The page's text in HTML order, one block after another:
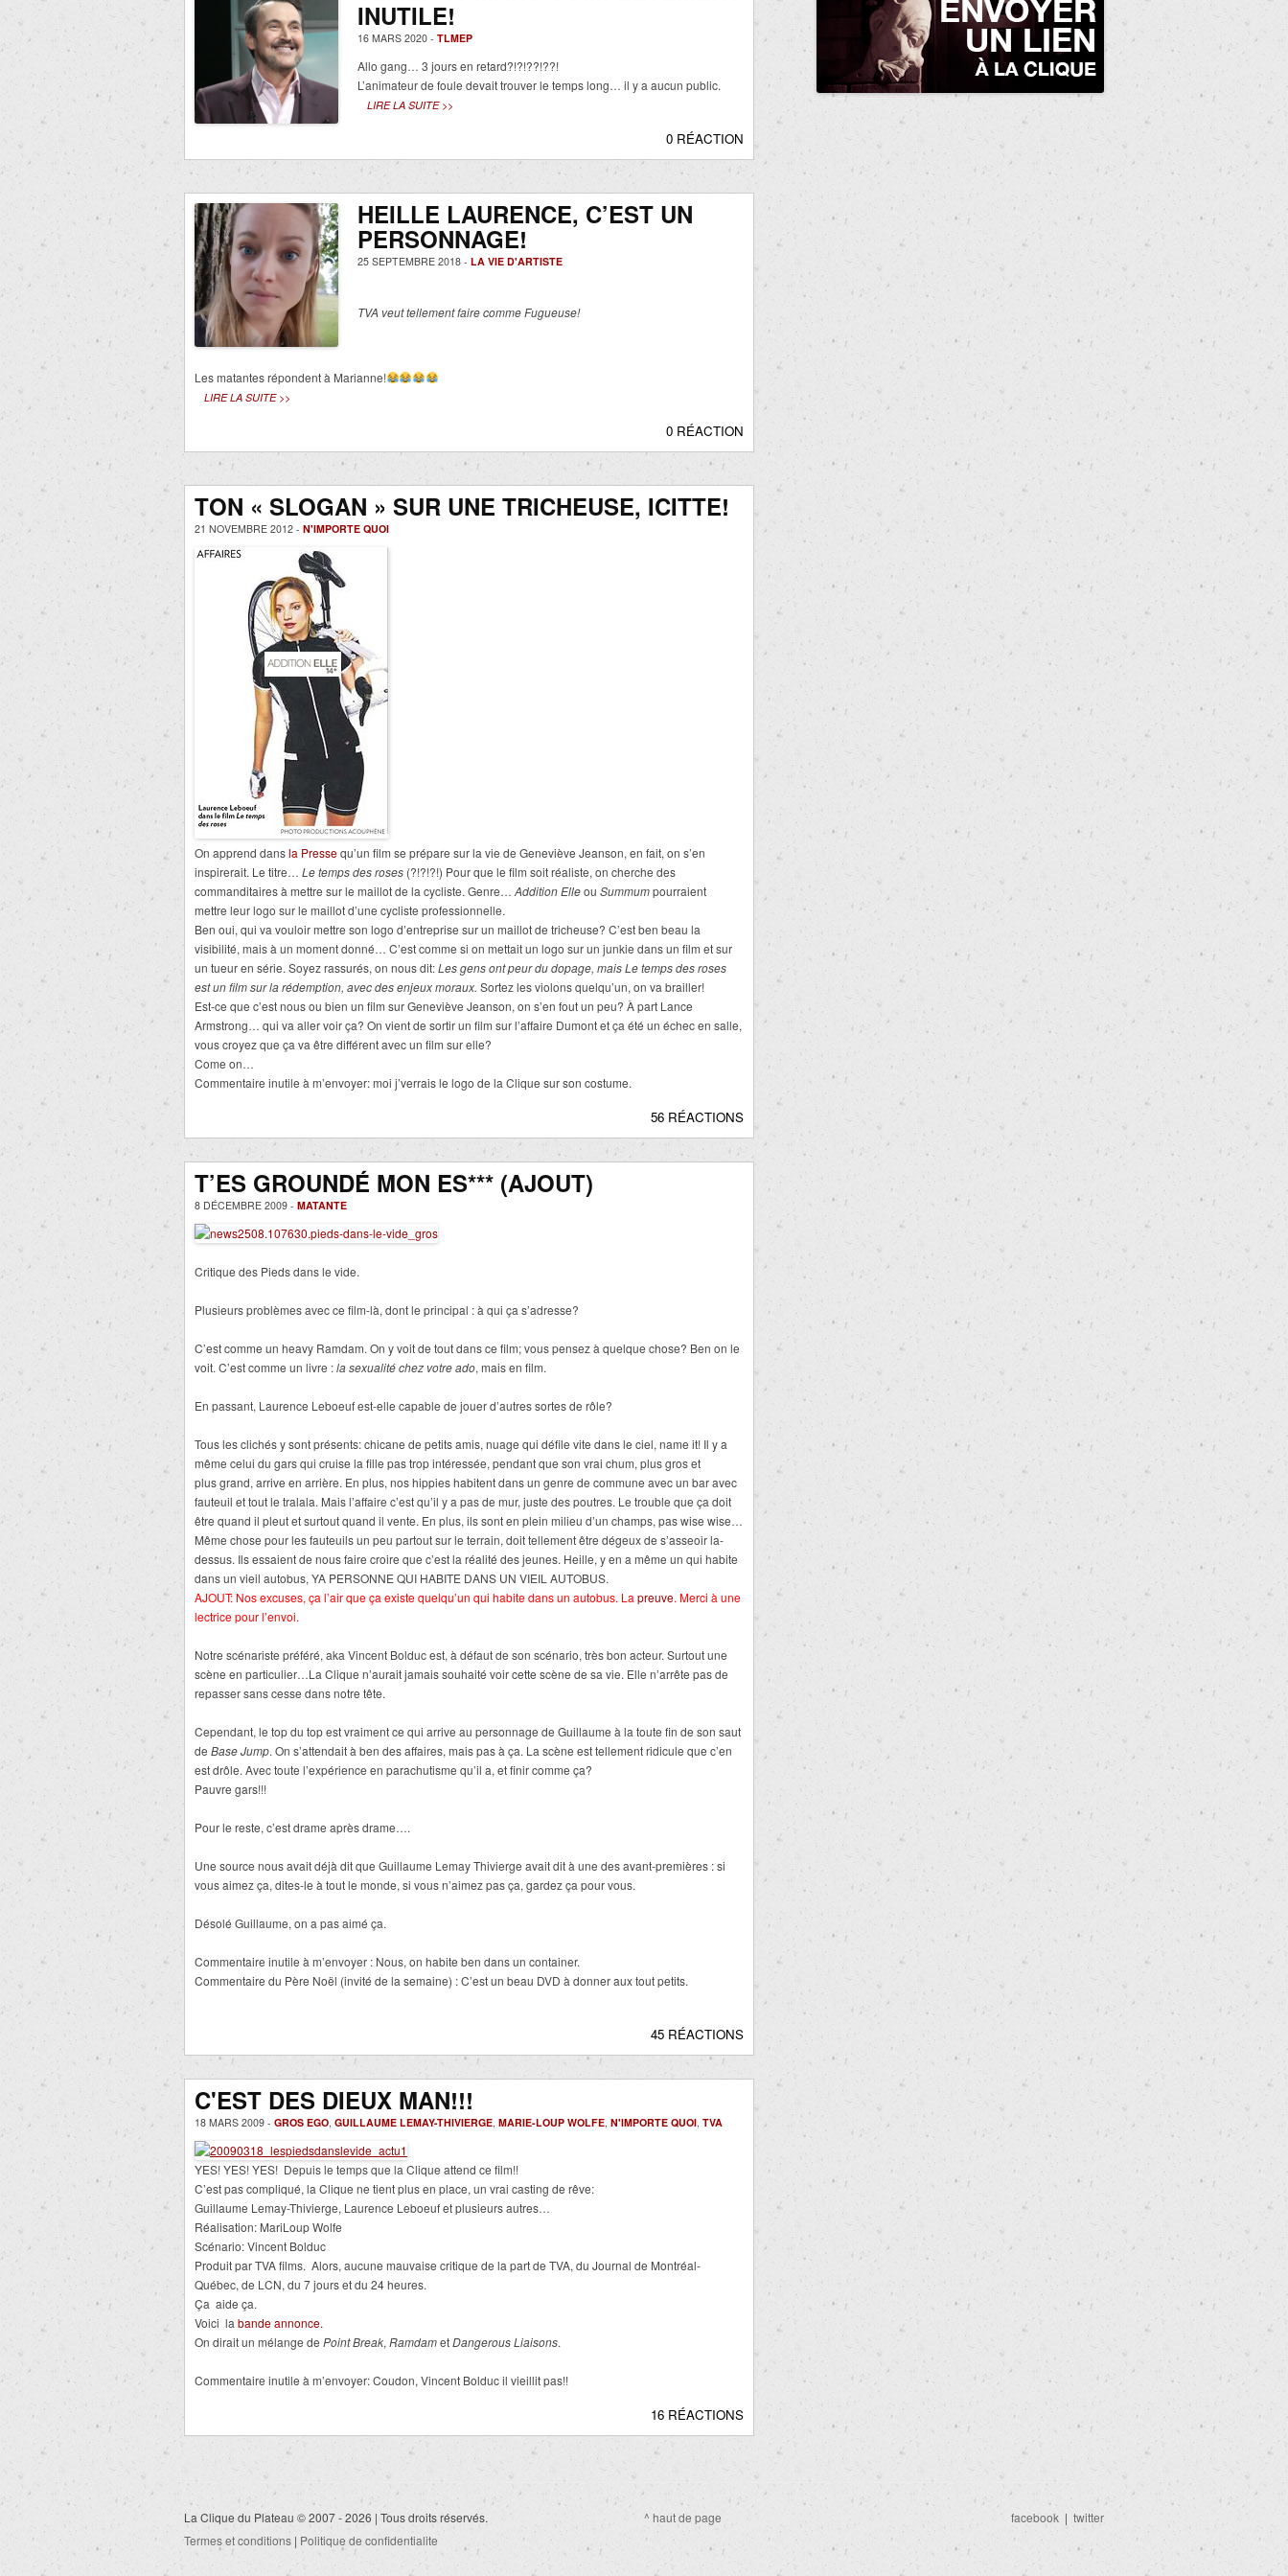
INUTILE!
16 MARS 2020 - TLMEP
Allo gang… 3 jours en retard?!?!??!??!
L’animateur de foule devait trouver le temps long… il y a aucun public.
LIRE LA SUITE >>
0 RÉACTION
HEILLE LAURENCE, C’EST UN
PERSONNAGE!
25 SEPTEMBRE 2018 - LA VIE D'ARTISTE
TVA veut tellement faire comme Fugueuse!
Les matantes répondent à Marianne!
LIRE LA SUITE >>
0 RÉACTION
TON « SLOGAN » SUR UNE TRICHEUSE, ICITTE!
21 NOVEMBRE 2012 - N'IMPORTE QUOI
On apprend dansla Pressequ’un film se prépare sur la vie de Geneviève Jeanson, en fait, on s’en
inspirerait. Le titre… Le temps des roses (?!?!?!) Pour que le film soit réaliste, on cherche des
commanditaires à mettre sur le maillot de la cycliste. Genre… Addition Elleou Summumpourraient
mettre leur logo sur le maillot d’une cycliste professionnelle.
Ben oui, qui va vouloir mettre son logo d’entreprise sur un maillot de tricheuse? C’est ben beau la
visibilité, mais à un moment donné… C’est comme si on mettait un logo sur un junkie dans un film et sur
un tueur en série. Soyez rassurés, on nous dit:Les gens ont peur du dopage, mais Le temps des roses
est un film sur la rédemption, avec des enjeux moraux. Sortez les violons quelqu’un, on va brailler!
Est-ce que c’est nous ou bien un film sur Geneviève Jeanson, on s’en fout un peu? À part Lance
Armstrong… qui va aller voir ça? On vient de sortir un film sur l’affaire Dumont et ça été un échec en salle,
vous croyez que ça va être différent avec un film sur elle?
Come on…
Commentaire inutile à m’envoyer: moi j’verrais le logo de la Clique sur son costume.
56 RÉACTIONS
T’ES GROUNDÉ MON ES*** (AJOUT)
8 DÉCEMBRE 2009 - MATANTE
Critique des Pieds dans le vide.
Plusieurs problèmes avec ce film-là, dont le principal : à qui ça s’adresse?
C’est comme un heavy Ramdam. On y voit de tout dans ce film; vous pensez à quelque chose? Ben on le
voit. C’est comme un livre :la sexualité chez votre ado, mais en film.
En passant, Laurence Leboeuf est-elle capable de jouer d’autres sortes de rôle?
Tous les clichés y sont présents: chicane de petits amis, nuage qui défile vite dans le ciel, name it! Il y a
même celui du gars qui cruise la fille pas trop intéressée, pendant que son vrai chum, plus gros et
plus grand, arrive en arrière. En plus, nos hippies habitent dans un genre de commune avec un bar avec
fauteuil et tout le tralala. Mais l’affaire c’est qu’il y a pas de mur, juste des poutres. Le trouble que ça doit
être quand il pleut et surtout quand il vente. En plus, ils sont en plein milieu d’un champs, pas wise wise…
Même chose pour les fauteuils un peu partout sur le terrain, doit tellement être dégeux de s’asseoir la-
dessus. Ils essaient de nous faire croire que c’est la réalité des jeunes. Heille, y en a même un qui habite
dans un vieil autobus, YA PERSONNE QUI HABITE DANS UN VIEIL AUTOBUS.
AJOUT: Nos excuses, ça l’air que ça existe quelqu’un qui habite dans un autobus. La preuve. Merci à une
lectrice pour l’envoi.
Notre scénariste préféré, aka Vincent Bolduc est, à défaut de son scénario, très bon acteur. Surtout une
scène en particulier…La Clique n’aurait jamais souhaité voir cette scène de sa vie. Elle n’arrête pas de
repasser sans cesse dans notre tête.
Cependant, le top du top est vraiment ce qui arrive au personnage de Guillaume à la toute fin de son saut
de Base Jump. On s’attendait à ben des affaires, mais pas à ça. La scène est tellement ridicule que c’en
est drôle. Avec toute l’expérience en parachutisme qu’il a, et finir comme ça?
Pauvre gars!!!
Pour le reste, c’est drame après drame….
Une source nous avait déjà dit que Guillaume Lemay Thivierge avait dit à une des avant-premières : si
vous aimez ça, dites-le à tout le monde, si vous n’aimez pas ça, gardez ça pour vous.
Désolé Guillaume, on a pas aimé ça.
Commentaire inutile à m’envoyer : Nous, on habite ben dans un container.
Commentaire du Père Noël (invité de la semaine) : C’est un beau DVD à donner aux tout petits.
45 RÉACTIONS
C'EST DES DIEUX MAN!!!
18 MARS 2009 - GROS EGO, GUILLAUME LEMAY-THIVIERGE, MARIE-LOUP WOLFE, N'IMPORTE QUOI, TVA
YES! YES! YES! Depuis le temps que la Clique attend ce film!!
C’est pas compliqué, la Clique ne tient plus en place, un vrai casting de rêve:
Guillaume Lemay-Thivierge, Laurence Leboeuf et plusieurs autres…
Réalisation: MariLoup Wolfe
Scénario: Vincent Bolduc
Produit par TVA films. Alors, aucune mauvaise critique de la part de TVA, du Journal de Montréal-
Québec, de LCN, du 7 jours et du 24 heures.
Ça aide ça.
Voici la bande annonce.
On dirait un mélange de Point Break, RamdametDangerous Liaisons.
Commentaire inutile à m’envoyer: Coudon, Vincent Bolduc il vieillit pas!!
16 RÉACTIONS
La Clique du Plateau © 2007 - 2026 | Tous droits réservés.
Termes et conditions | Politique de confidentialite
^ haut de page facebook | twitter